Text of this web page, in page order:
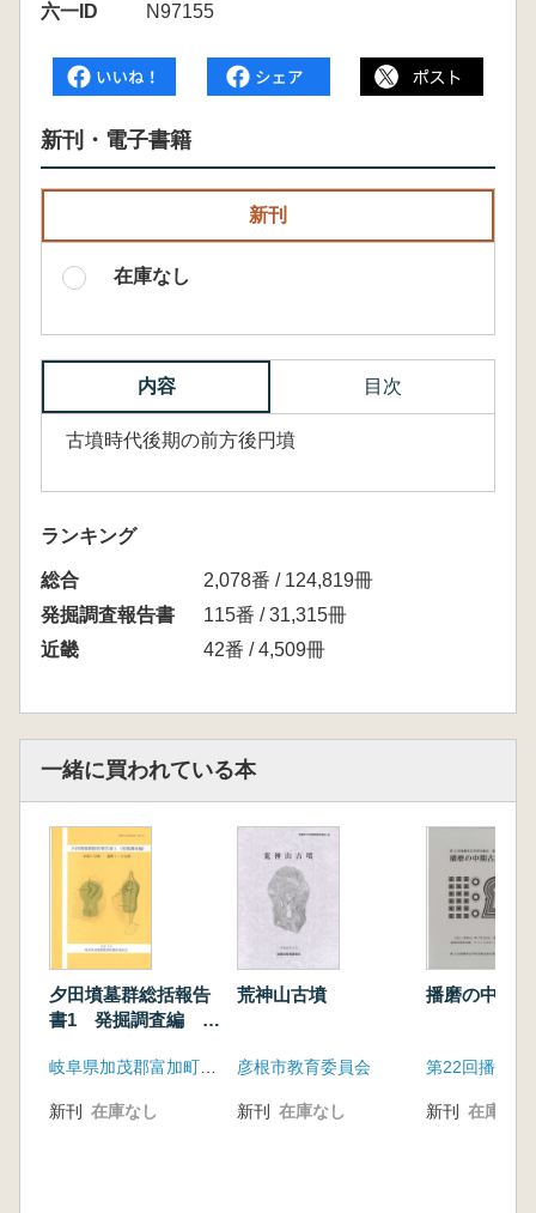
六一ID
N97155
新刊・電子書籍
新刊
在庫なし
内容 目次
古墳時代後期の前方後円墳
ランキング
総合
2,078番 / 124,819冊
発掘調査報告書
115番 / 31,315冊
近畿
42番 / 4,509冊
一緒に買われている本
夕田墳墓群総括報告
書1 発掘調査編 杉
墳
岐阜県加茂郡富加町教育委員会
新刊 在庫なし
荒神山古墳
彦根市教育委員会
新刊 在庫なし
播磨の中期
新刊 在庫なし